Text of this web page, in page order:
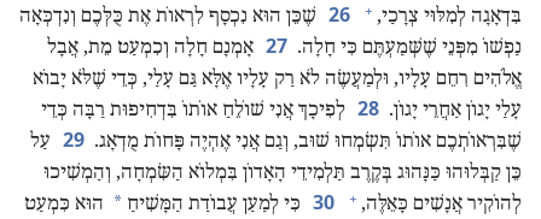
בִּדְאָגָה לְמִלּוּי צְרָכַי,‏ +
26 שֶׁכֵּן הוּא נִכְסָף לִרְאוֹת אֶת כֻּלְּכֶם וְנִדְכְּאָה
נַפְשׁוֹ מִפְּנֵי שֶׁשְּׁמַעְתֶּם כִּי חָלָה.‏ 27 אָמְנָם חָלָה וְכִמְעַט מֵת,‏ אֲבָל
אֱלֹהִים רִחֵם עָלָיו,‏ וּלְמַעֲשֶׂה לֹא רַק עָלָיו אֶלָּא גַּם עָלַי,‏ כְּדֵי שֶׁלֹּא יָבוֹא
עָלַי יָגוֹן אַחֲרֵי יָגוֹן.‏ 28 לְפִיכָךְ אֲנִי שׁוֹלֵחַ אוֹתוֹ בִּדְחִיפוּת רַבָּה כְּדֵי
שֶׁבִּרְאוֹתְכֶם אוֹתוֹ תִּשְׂמְחוּ שׁוּב,‏ וְגַם אֲנִי אֶהְיֶה פָּחוֹת מֻדְאָג.‏ 29 עַל
כֵּן קַבְּלוּהוּ כַּנָּהוּג בְּקֶרֶב תַּלְמִידֵי הָאָדוֹן בִּמְלוֹא הַשִּׂמְחָה,‏ וְהַמְשִׁיכוּ
לְהוֹקִיר אֲנָשִׁים כָּאֵלֶּה,‏ +
30 כִּי לְמַעַן עֲבוֹדַת הַמָּשִׁיחַ * הוּא כִּמְעַט